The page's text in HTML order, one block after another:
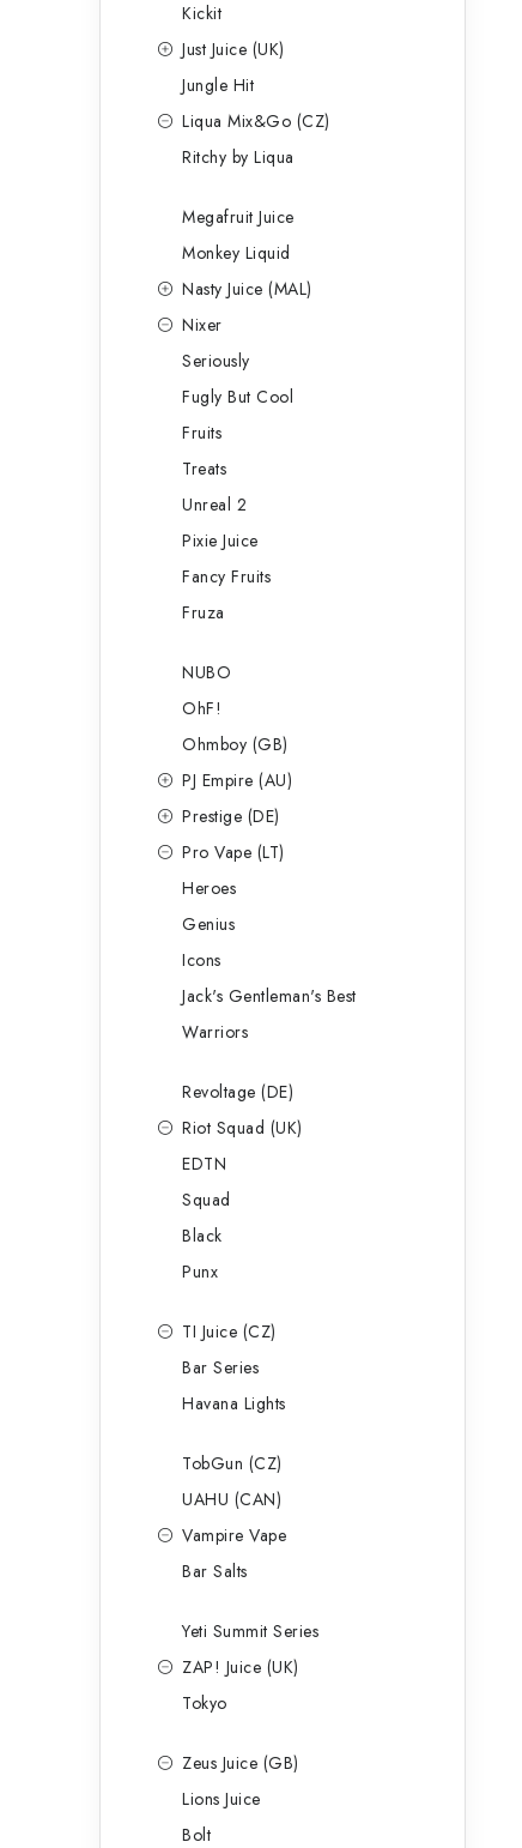
Kickit
Just Juice (UK)
Jungle Hit
Liqua Mix&Go (CZ)
Ritchy by Liqua
Megafruit Juice
Monkey Liquid
Nasty Juice (MAL)
Nixer
Seriously
Fugly But Cool
Fruits
Treats
Unreal 2
Pixie Juice
Fancy Fruits
Fruza
NUBO
OhF!
Ohmboy (GB)
PJ Empire (AU)
Prestige (DE)
Pro Vape (LT)
Heroes
Genius
Icons
Jack's Gentleman's Best
Warriors
Revoltage (DE)
Riot Squad (UK)
EDTN
Squad
Black
Punx
TI Juice (CZ)
Bar Series
Havana Lights
TobGun (CZ)
UAHU (CAN)
Vampire Vape
Bar Salts
Yeti Summit Series
ZAP! Juice (UK)
Tokyo
Zeus Juice (GB)
Lions Juice
Bolt